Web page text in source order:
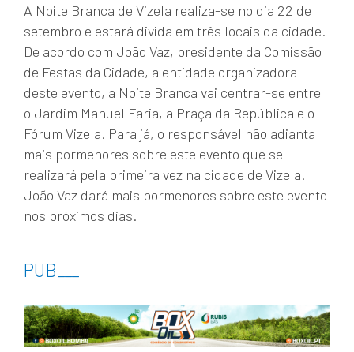
A Noite Branca de Vizela realiza-se no dia 22 de
setembro e estará divida em três locais da cidade.
De acordo com João Vaz, presidente da Comissão
de Festas da Cidade, a entidade organizadora
deste evento, a Noite Branca vai centrar-se entre
o Jardim Manuel Faria, a Praça da República e o
Fórum Vizela. Para já, o responsável não adianta
mais pormenores sobre este evento que se
realizará pela primeira vez na cidade de Vizela.
João Vaz dará mais pormenores sobre este evento
nos próximos dias.
PUB